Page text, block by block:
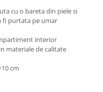
cu o bareta din piele si
fi purtata pe umar
interior
materiale de calitate
cm